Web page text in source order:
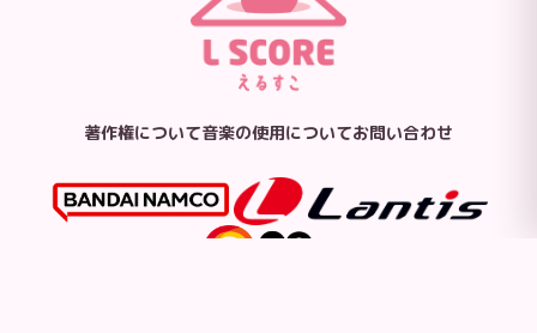
著作権について音楽の使用についてお問い合わせ